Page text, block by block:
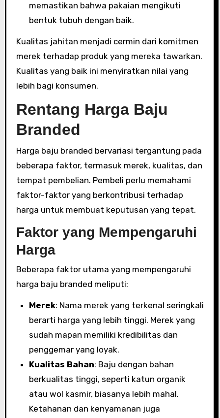
memastikan bahwa pakaian mengikuti
bentuk tubuh dengan baik.
Kualitas jahitan menjadi cermin dari komitmen
merek terhadap produk yang mereka tawarkan.
Kualitas yang baik ini menyiratkan nilai yang
lebih bagi konsumen.
Rentang Harga Baju
Branded
Harga baju branded bervariasi tergantung pada
beberapa faktor, termasuk merek, kualitas, dan
tempat pembelian. Pembeli perlu memahami
faktor-faktor yang berkontribusi terhadap
harga untuk membuat keputusan yang tepat.
Faktor yang Mempengaruhi
Harga
Beberapa faktor utama yang mempengaruhi
harga baju branded meliputi:
Merek: Nama merek yang terkenal seringkali
berarti harga yang lebih tinggi. Merek yang
sudah mapan memiliki kredibilitas dan
penggemar yang loyak.
Kualitas Bahan: Baju dengan bahan
berkualitas tinggi, seperti katun organik
atau wol kasmir, biasanya lebih mahal.
Ketahanan dan kenyamanan juga